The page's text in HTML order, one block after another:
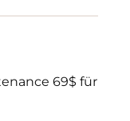
69$ für